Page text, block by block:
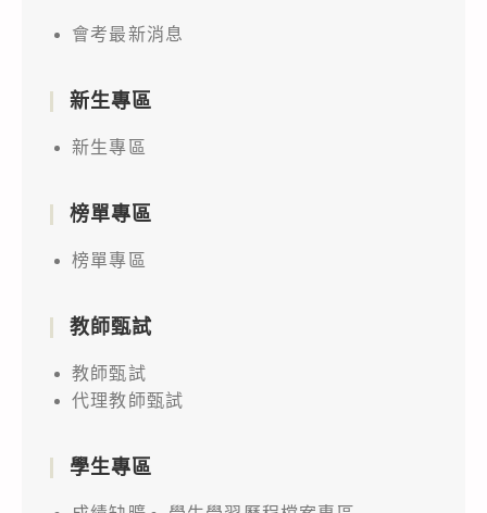
會考最新消息
新生專區
新生專區
榜單專區
榜單專區
教師甄試
教師甄試
代理教師甄試
學生專區